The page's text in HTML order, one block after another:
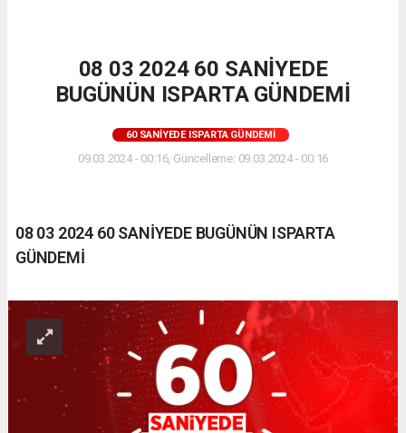
08 03 2024 60 SANİYEDE
BUGÜNÜN ISPARTA GÜNDEMİ
60 SANIYEDE ISPARTA GÜNDEMI
09.03.2024 - 00:16, Güncelleme: 09.03.2024 - 00:16
08 03 2024 60 SANİYEDE BUGÜNÜN ISPARTA
GÜNDEMİ